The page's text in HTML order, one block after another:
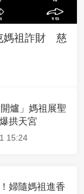
媽祖詐財 慈
爐」媽祖展聖
拱天宮
15:24
婦隨媽祖進香